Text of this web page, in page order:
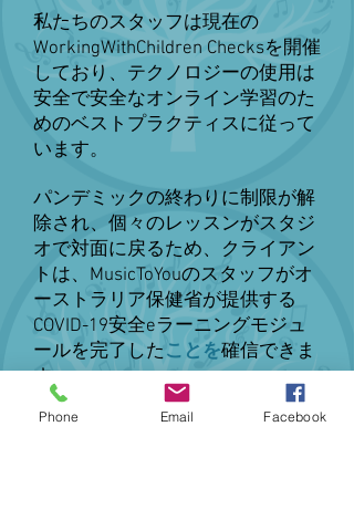
私たちのスタッフは現在の
WorkingWithChildren Checksを開催
しており、テクノロジーの使用は
安全で安全なオンライン学習のた
めのベストプラクティスに従って
います。
パンデミックの終わりに制限が解
除され、個々のレッスンがスタジ
オで対面に戻るため、クライアン
トは、MusicToYouのスタッフがオ
ーストラリア保健省が提供する
COVID-19安全eラーニングモジュ
ールを完了した ことを確信できま
す。
MusicToYou
はCovidSafeBusinessで
す。
Phone Email Facebook